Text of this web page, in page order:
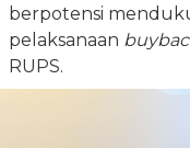
berpotensi
pelaksanaan
RUPS.